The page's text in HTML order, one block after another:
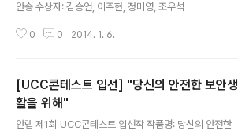
안송 수상자: 김승언, 이주현, 정미영, 조우석
0 0 2014. 1. 6.
[UCC콘테스트 입선] "당신의 안전한 보안생
활을 위해"
안랩 제1회 UCC콘테스트 입선작 작품명: 당신의 안전한